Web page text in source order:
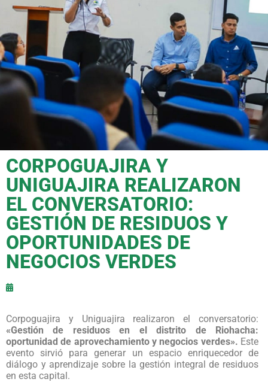
CORPOGUAJIRA Y
UNIGUAJIRA REALIZARON
EL CONVERSATORIO:
GESTIÓN DE RESIDUOS Y
OPORTUNIDADES DE
NEGOCIOS VERDES
Corpoguajira y Uniguajira realizaron el conversatorio:
«Gestión de residuos en el distrito de Riohacha:
oportunidad de aprovechamiento y negocios verdes». Este
evento sirvió para generar un espacio enriquecedor de
diálogo y aprendizaje sobre la gestión integral de residuos
en esta capital.